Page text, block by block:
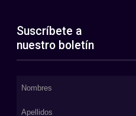
Suscríbete a
nuestro boletín